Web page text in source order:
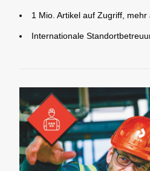
1 Mio. Artikel auf Zugriff,
Internationale